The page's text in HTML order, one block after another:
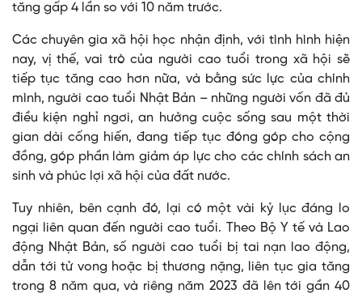
tăng gấp 4 lần so với 10 năm trước.
Các chuyên gia xã hội học nhận định, với tình hình hiện
nay, vị thế, vai trò của người cao tuổi trong xã hội sẽ
tiếp tục tăng cao hơn nữa, và bằng sức lực của chính
mình, người cao tuổi Nhật Bản – những người vốn đã đủ
điều kiện nghỉ ngơi, an hưởng cuộc sống sau một thời
gian dài cống hiến, đang tiếp tục đóng góp cho cộng
đồng, góp phần làm giảm áp lực cho các chính sách an
sinh và phúc lợi xã hội của đất nước.
Tuy nhiên, bên cạnh đó, lại có một vài kỷ lục đáng lo
ngại liên quan đến người cao tuổi. Theo Bộ Y tế và Lao
động Nhật Bản, số người cao tuổi bị tai nạn lao động,
dẫn tới tử vong hoặc bị thương nặng, liên tục gia tăng
trong 8 năm qua, và riêng năm 2023 đã lên tới gần 40